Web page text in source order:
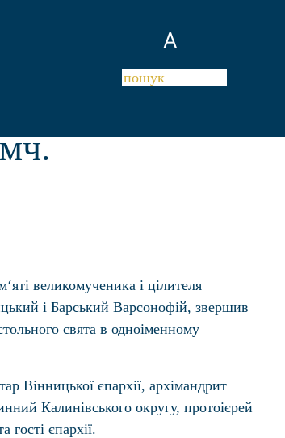
A
великомученика і цілителя
і Барський Варсонофій, звершив
свята в одноіменному
Вінницької єпархії, архімандрит
Калинівського округу, протоієрей
єпархії.